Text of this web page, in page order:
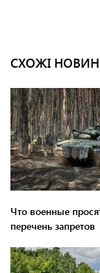
СХОЖІ
Что военные
перечень запретов